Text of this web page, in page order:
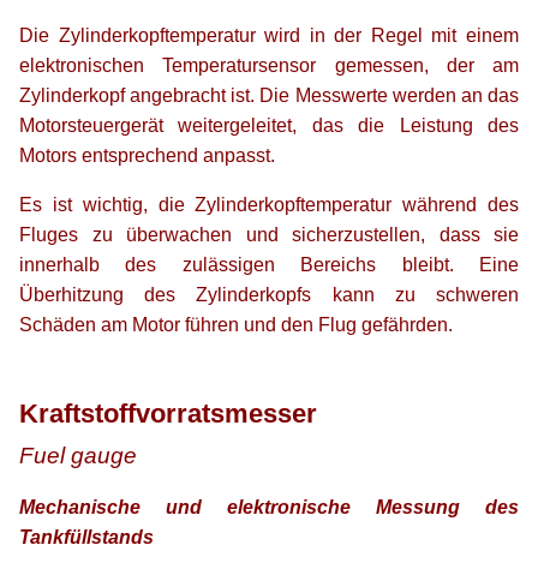
Die Zylinderkopftemperatur wird in der Regel mit einem
elektronischen Temperatursensor gemessen, der am
Zylinderkopf angebracht ist. Die Messwerte werden an das
Motorsteuergerät weitergeleitet, das die Leistung des
Motors entsprechend anpasst.
Es ist wichtig, die Zylinderkopftemperatur während des
Fluges zu überwachen und sicherzustellen, dass sie
innerhalb des zulässigen Bereichs bleibt. Eine
Überhitzung des Zylinderkopfs kann zu schweren
Schäden am Motor führen und den Flug gefährden.
Kraftstoffvorratsmesser
Fuel gauge
Mechanische und elektronische Messung des
Tankfüllstands